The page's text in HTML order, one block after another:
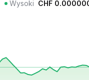
Wysoki CHF